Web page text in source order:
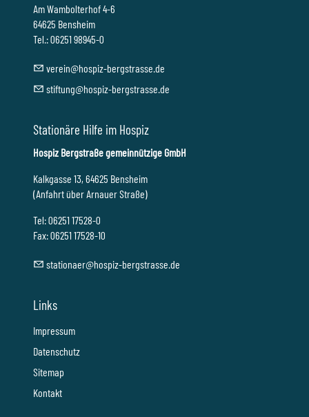
Am Wambolterhof 4-6
64625 Bensheim
Tel.: 06251 98945-0
v r n h sp z-b rgstr ss d
stft ng h sp z-b rgstr ss d
Stationäre Hilfe im Hospiz
Hospiz Bergstraße gemeinnützige GmbH
Kalkgasse 13, 64625 Bensheim
(Anfahrt über Arnauer Straße)
Tel: 06251 17528-0
Fax: 06251 17528-10
st t n r h sp z-b rgstr ss d
Links
Impressum
Datenschutz
Sitemap
Kontakt